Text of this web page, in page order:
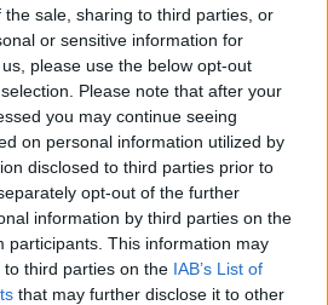
sale, sharing to third parties, or
or sensitive information for
please use the below opt-out
Please note that after your
you may continue seeing
on personal information utilized by
disclosed to third parties prior to
opt-out of the further
information by third parties on the
participants. This information may
third parties on the IAB’s List of
that may further disclose it to other
Μακεδονίας: Υπογράφηκε η
για την ανακαίνιση του
Κοζάνης
Μακεδονίας: Εντάχθηκε το
των υποδομών
στην Πεντάβρυσο